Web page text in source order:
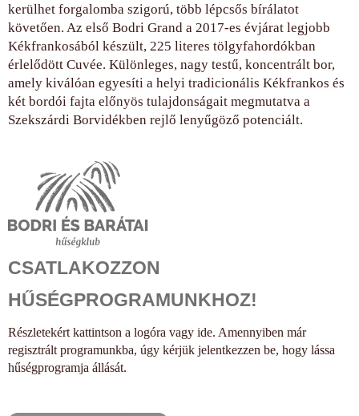
kerülhet forgalomba szigorú, több lépcsős bírálatot
követően. Az első Bodri Grand a 2017-es évjárat legjobb
Kékfrankosából készült, 225 literes tölgyfahordókban
érlelődött Cuvée. Különleges, nagy testű, koncentrált bor,
amely kiválóan egyesíti a helyi tradicionális Kékfrankos és
két bordói fajta előnyös tulajdonságait megmutatva a
Szekszárdi Borvidékben rejlő lenyűgöző potenciált.
CSATLAKOZZON
HŰSÉGPROGRAMUNKHOZ!
Részletekért kattintson a logóra vagy ide. Amennyiben már
regisztrált programunkba, úgy kérjük jelentkezzen be, hogy lássa
hűségprogramja állását.